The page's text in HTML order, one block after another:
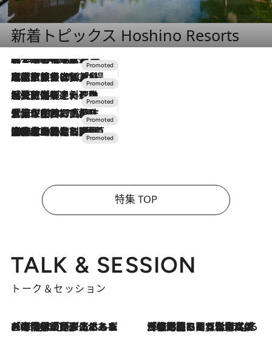
新着トピックス Hoshino Resorts
2026.8.7
【トンボの足水浴】ヒノキの香りに包まれて涼感マックス！約13℃の湧水かけ流しを避暑地「星野温泉 トンボの湯」で体験
2026.7.31
【ホテル帰省】という選択肢をOMOが提案。家族とほどよい距離を保つには「昼は実家、夜は気兼ねなくホテルで！」
2026.7.24
【夏限定ディナーコース】旬を迎える稚鮎や花ズッキーニなどをイタリア・トスカーナの郷土料理の手法で満喫！
2026.7.17
「土佐和ハーブかき氷」がOMO7高知に登場！生姜、山椒、大葉など目にも舌にも涼を呼ぶ郷土の味
2026.7.10
NEW OPEN！【界 草津】名湯の地に誕生。趣の異なる2種の温泉と上州ならではの会席・蕎麦割烹など美食を味わう究極の癒やし旅
特集 TOP
TALK & SESSION
トーク＆セッション
2026.8.3
「今後値上げがあるとすれば…」「リスクがあるのは今年の冬」エネルギー専門家が語る、ホルムズ海峡封鎖が家庭にもたらす“ある心配” 2026.8.3
「住宅建てられない…」「サーチャージ料の高値が続いている」ホルムズ海峡封鎖による影響はいつまで続く？《エネルギー専門家に聞く“どうなる日本の暮らし”》